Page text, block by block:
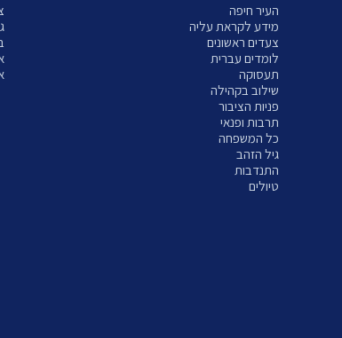
העיר חיפה
מידע לקראת עליה
צעדים ראשונים
לומדים עברית
תעסוקה
שילוב בקהילה
פניות הציבור
תרבות ופנאי
כל המשפחה
גיל הזהב
התנדבות
טיולים